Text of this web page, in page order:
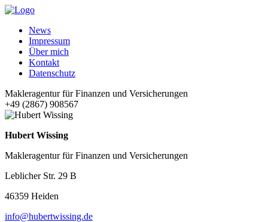
News
Impressum
Über mich
Kontakt
Datenschutz
Makleragentur für Finanzen und Versicherungen
+49 (2867) 908567
Hubert Wissing
Makleragentur für Finanzen und Versicherungen
Leblicher Str. 29 B
46359 Heiden
info@hubertwissing.de